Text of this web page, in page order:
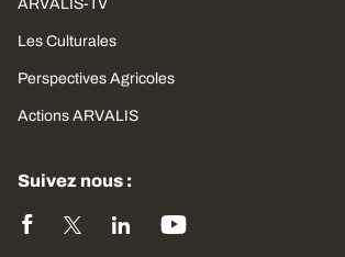
ARVALIS-TV
Les Culturales
Perspectives Agricoles
Actions ARVALIS
Suivez nous :